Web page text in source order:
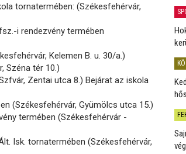
tornatermében: (Székesfehérvár,
i rendezvény termében
Kelemen B. u. 30/a.)
Széna tér 10.)
Zentai utca 8.) Bejárat az iskola
(Székesfehérvár, Gyümölcs utca 15.)
termében (Székesfehérvár -
Isk. tornatermében (Székesfehérvár,